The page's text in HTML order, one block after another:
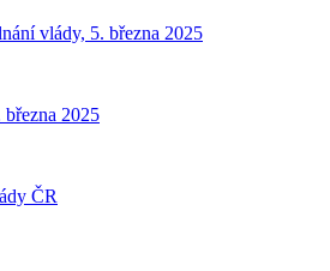
vlády, 5. března 2025
2025
ČR